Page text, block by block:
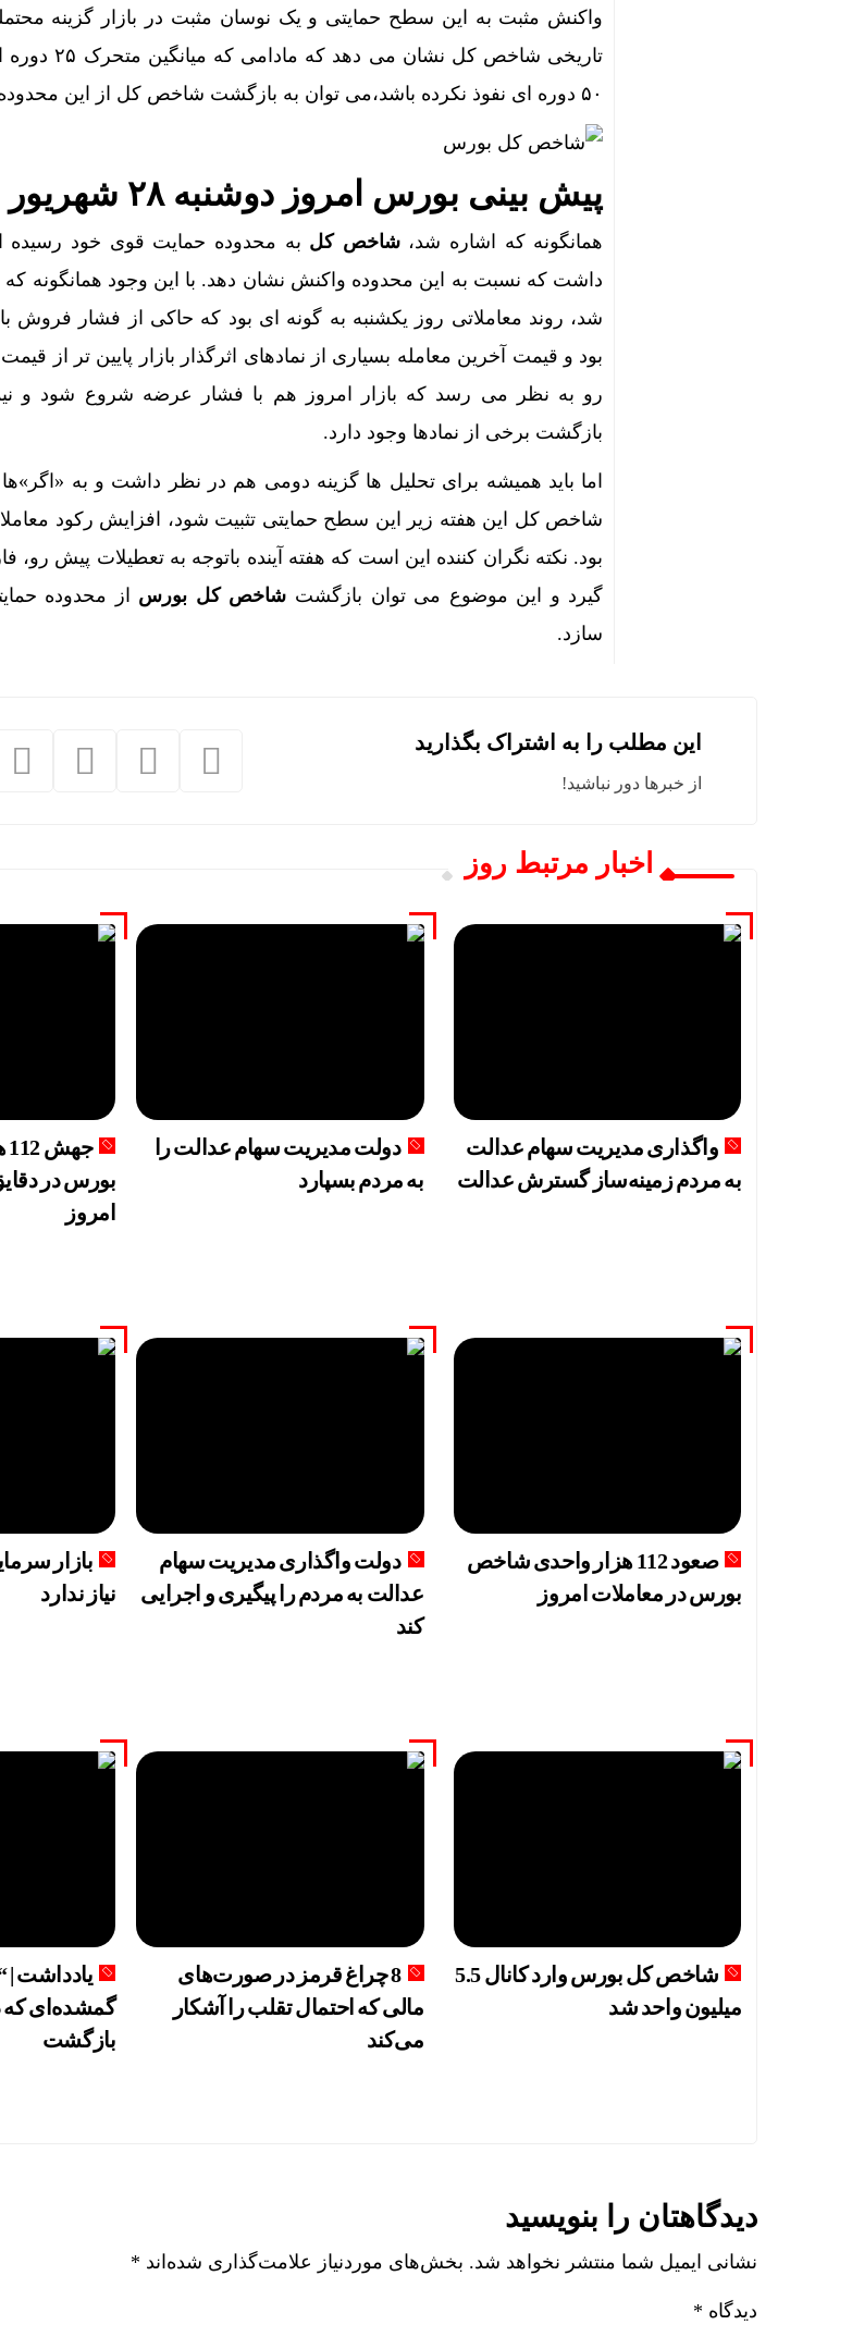
دستیار هوشمند قضایی به کمک قاضی پرونده قتل آمد
4متهم قتل حمیدرضا رجب‌زاده دستگیر شدند
قیمت طلای 18عیار امروز شنبه 17مرداد/ افزایش قیمت + جدول و جزئیات
برترین مراکز خرید لگو در بازار ایران
درخشش ایران در المپیاد جهانی هوش مصنوعی
دولت واگذاری مدیریت سهام عدالت به مردم را پیگیری و
مالیات پنهان بنزین بی‌کیفیت
رونمایی خودرو IM LS9 توسط نیکا موتور ، لوکس ترین شاسی بلند EREV در ایران
فروش کوییک S سایپا از امروز آغاز شد؛ جزئیات ثبت‌نام و شرایط
فرار هواپیماها از فرودگاه جده عربستان
فائو: ایران امسال بیشتر از متوسط 5 ساله غله تولید می‌کند
ثبت قیمت کالا و خدمات در سامانه 124 الزامی شد
ثبت قیمت کالا و خدمات در سامانه 124 الزامی شد
قیمت طلا و سکه امروز شنبه 17مرداد/ افزایش همه قیمت ها + جدول و جزئیات
بازار سرمایه به تزریق نقدینگی نیاز ندارد
واکنش مثبت به این سطح حمایتی و یک نوسان مثبت در بازار گزینه
تاریخی شاخص کل
۵۰ دوره ای نفوذ نکرده باشد،‌می توان به بازگشت شاخص کل از این محدوده امیدوار بود.
پیش بینی بورس امروز دوشنبه ۲۸ شهریور
همانگونه که اشاره شد،‌شاخص کل به محدوده حمایت قوی خود رسیده
داشت که نسبت به این محدوده واکنش نشان دهد. با این وجود همانگونه
شد،‌ روند معاملاتی روز یکشنبه به گونه ای بود که حاکی از فشار فروش
بود و قیمت آخرین معامله بسیاری از نمادهای اثرگذار بازار پایین تر از
رو به نظر می رسد که بازار امروز هم با فشار عرضه شروع شود و
بازگشت برخی از نمادها وجود دارد.
اما باید همیشه برای تحلیل ها گزینه دومی هم در نظر داشت و به
شاخص کل این هفته زیر این سطح حمایتی تثبیت شود، افزایش رکود
بود. نکته نگران کننده این است که هفته آینده باتوجه به تعطیلات پیش
گیرد و این موضوع می توان بازگشت شاخص کل بورس از محدوده
سازد.
این مطلب را به اشتراک بگذارید
از خبرها دور نباشید!
اخبار مرتبط روز
واگذاری مدیریت سهام عدالت
به مردم زمینه‌ساز گسترش عدالت
دولت مدیریت سهام عدالت را
به مردم بسپارد
بورس در
امروز
صعود 112 هزار واحدی شاخص
بورس در معاملات امروز
دولت واگذاری مدیریت سهام
عدالت به مردم را پیگیری و اجرایی
کند
بازار
نیاز ندارد
شاخص کل بورس وارد کانال 5.5
میلیون واحد شد
8 چراغ قرمز در صورت‌های
مالی که احتمال تقلب را آشکار
می‌کند
یادداشت |
گمشده‌ای که
بازگشت
دیدگاهتان را بنویسید
نشانی ایمیل شما منتشر نخواهد شد. بخش‌های موردنیاز علامت‌گذاری شده‌اند *
دیدگاه *